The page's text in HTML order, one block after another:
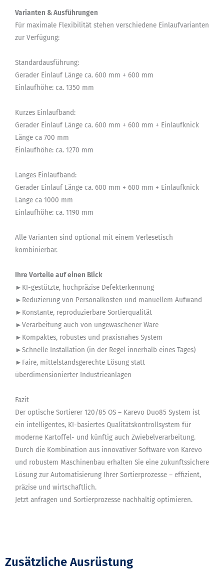
Varianten & Ausführungen
Für maximale Flexibilität stehen verschiedene Einlaufvarianten
zur Verfügung:
Standardausführung:
Gerader Einlauf Länge ca. 600 mm + 600 mm
Einlaufhöhe: ca. 1350 mm
Kurzes Einlaufband:
Gerader Einlauf Länge ca. 600 mm + 600 mm + Einlaufknick
Länge ca 700 mm
Einlaufhöhe: ca. 1270 mm
Langes Einlaufband:
Gerader Einlauf Länge ca. 600 mm + 600 mm + Einlaufknick
Länge ca 1000 mm
Einlaufhöhe: ca. 1190 mm
Alle Varianten sind optional mit einem Verlesetisch
kombinierbar.
Ihre Vorteile auf einen Blick
►KI-gestützte, hochpräzise Defekterkennung
►Reduzierung von Personalkosten und manuellem Aufwand
►Konstante, reproduzierbare Sortierqualität
►Verarbeitung auch von ungewaschener Ware
►Kompaktes, robustes und praxisnahes System
►Schnelle Installation (in der Regel innerhalb eines Tages)
►Faire, mittelstandsgerechte Lösung statt
überdimensionierter Industrieanlagen
Fazit
Der optische Sortierer 120/85 OS – Karevo Duo85 System ist
ein intelligentes, KI-basiertes Qualitätskontrollsystem für
moderne Kartoffel- und künftig auch Zwiebelverarbeitung.
Durch die Kombination aus innovativer Software von Karevo
und robustem Maschinenbau erhalten Sie eine zukunftssichere
Lösung zur Automatisierung Ihrer Sortierprozesse – effizient,
präzise und wirtschaftlich.
Jetzt anfragen und Sortierprozesse nachhaltig optimieren.
Zusätzliche Ausrüstung